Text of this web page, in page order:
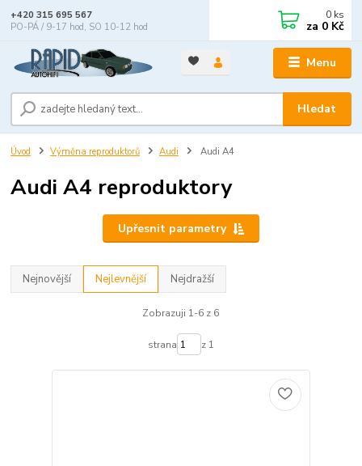
Menu
Hledat
+420 315 695 567
PO-PÁ / 9-17 hod, SO 10-12 hod
0 ks
za 0 Kč
Úvod Výměna reproduktorů Audi Audi A4
Audi A4 reproduktory
Upřesnit parametry
Nejnovější Nejlevnější Nejdražší
Zobrazuji 1-6 z 6
strana z 1